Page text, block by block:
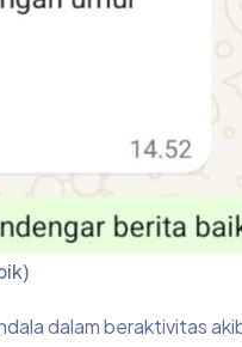
dalam beraktivitas